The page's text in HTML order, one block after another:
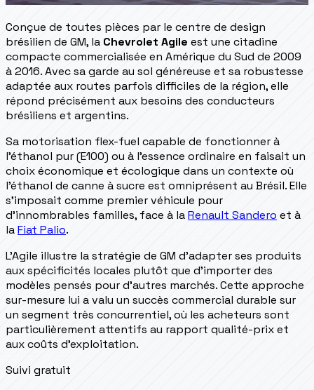
Conçue de toutes pièces par le centre de design
brésilien de GM, la Chevrolet Agile est une citadine
compacte commercialisée en Amérique du Sud de 2009
à 2016. Avec sa garde au sol généreuse et sa robustesse
adaptée aux routes parfois difficiles de la région, elle
répond précisément aux besoins des conducteurs
brésiliens et argentins.
Sa motorisation flex-fuel capable de fonctionner à
l'éthanol pur (E100) ou à l'essence ordinaire en faisait un
choix économique et écologique dans un contexte où
l'éthanol de canne à sucre est omniprésent au Brésil. Elle
s'imposait comme premier véhicule pour
d'innombrables familles, face à laRenault Sandero et à
laFiat Palio.
L'Agile illustre la stratégie de GM d'adapter ses produits
aux spécificités locales plutôt que d'importer des
modèles pensés pour d'autres marchés. Cette approche
sur-mesure lui a valu un succès commercial durable sur
un segment très concurrentiel, où les acheteurs sont
particulièrement attentifs au rapport qualité-prix et
aux coûts d'exploitation.
Suivi gratuit